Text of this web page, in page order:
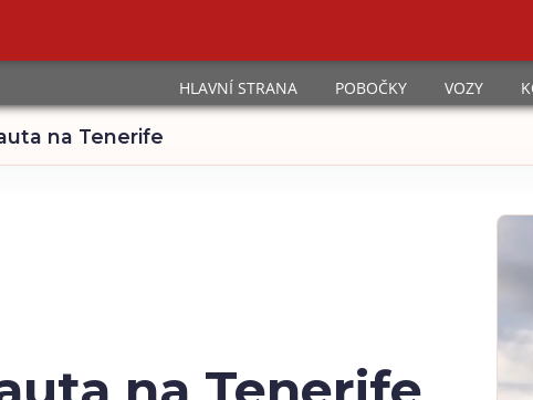
HLAVNÍ STRANA POBOČKY VOZY
na Tenerife